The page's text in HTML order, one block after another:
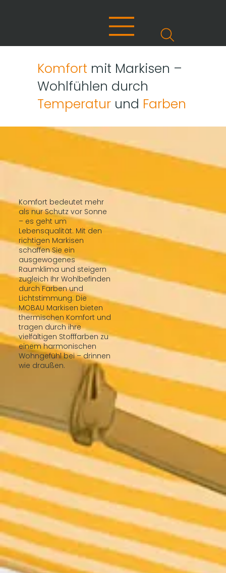
Komfort mit Markisen –
Wohlfühlen durch
Temperatur und Farben
Komfort bedeutet mehr
als nur Schutz vor Sonne
– es geht um
Lebensqualität. Mit den
richtigen Markisen
schaffen Sie ein
ausgewogenes
Raumklima und steigern
zugleich Ihr Wohlbefinden
durch Farben und
Lichtstimmung. Die
MOBAU Markisen bieten
thermischen Komfort und
tragen durch ihre
vielfältigen Stofffarben zu
einem harmonischen
Wohngefühl bei – drinnen
wie draußen.